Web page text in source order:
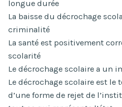
longue durée
La baisse du décrochage
criminalité
La santé est positivement
scolarité
Le décrochage scolaire a un
Le décrochage scolaire est le
d’une forme de rejet de